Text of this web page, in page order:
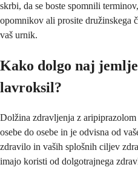
skrbi, da se boste spomnili
opomnikov ali prosite družinskega
vaš urnik.
Kako dolgo naj
lavroksil?
Dolžina zdravljenja z
osebe do osebe in je odvisna od
zdravilo in vaših splošnih ciljev
imajo koristi od dolgotrajnega